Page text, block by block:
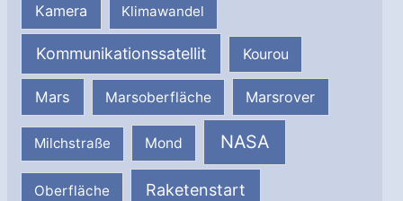
Kamera Klimawandel
Kommunikationssatellit Kourou
Mars Marsoberfläche Marsrover
Milchstraße Mond NASA
Oberfläche Raketenstart